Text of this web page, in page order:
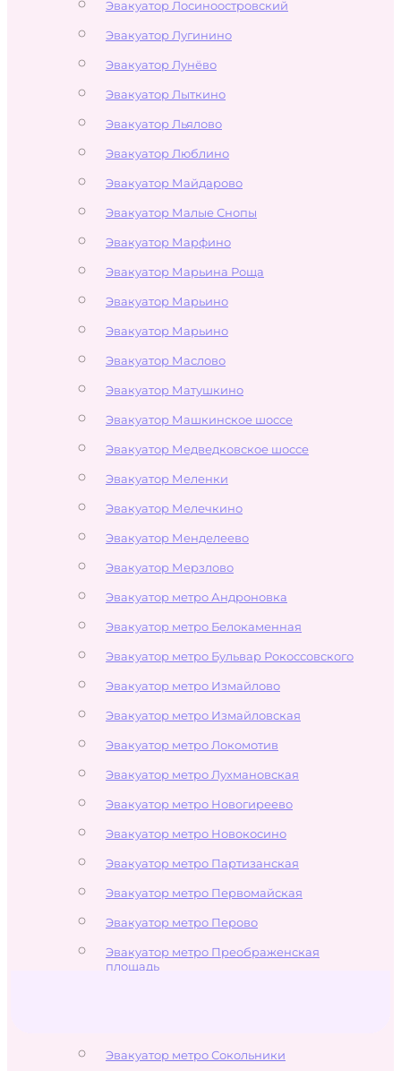
Эвакуатор Лосиноостровский
Эвакуатор Лугинино
Эвакуатор Лунёво
Эвакуатор Лыткино
Эвакуатор Льялово
Эвакуатор Люблино
Эвакуатор Майдарово
Эвакуатор Малые Снопы
Эвакуатор Марфино
Эвакуатор Марьина Роща
Эвакуатор Марьино
Эвакуатор Марьино
Эвакуатор Маслово
Эвакуатор Матушкино
Эвакуатор Машкинское шоссе
Эвакуатор Медведковское шоссе
Эвакуатор Меленки
Эвакуатор Мелечкино
Эвакуатор Менделеево
Эвакуатор Мерзлово
Эвакуатор метро Андроновка
Эвакуатор метро Белокаменная
Эвакуатор метро Бульвар Рокоссовского
Эвакуатор метро Измайлово
Эвакуатор метро Измайловская
Эвакуатор метро Локомотив
Эвакуатор метро Лухмановская
Эвакуатор метро Новогиреево
Эвакуатор метро Новокосино
Эвакуатор метро Партизанская
Эвакуатор метро Первомайская
Эвакуатор метро Перово
Эвакуатор метро Преображенская
площадь
Эвакуатор метро Сокольники